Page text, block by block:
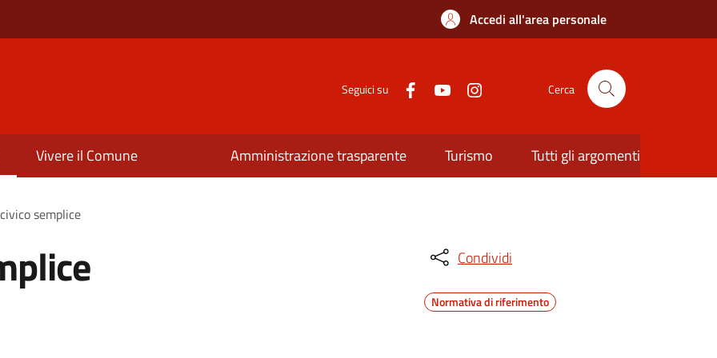
Accedi all'area personale
Seguici su Cerca
Vivere il Comune Amministrazione trasparente Turismo Tutti gli argomenti
semplice
Condividi
Normativa di riferimento